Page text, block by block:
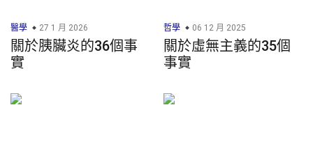
醫學 27 1 月 2026
關於胰臟炎的36個事
實
哲學 06 12 月 2025
關於虛無主義的35個
事實